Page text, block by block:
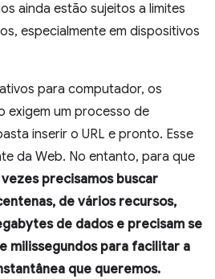
ainda estão sujeitos a limites
especialmente em dispositivos
para computador, os
exigem um processo de
inserir o URL e pronto. Esse
da Web. No entanto, para que
precisamos buscar
de vários recursos,
de dados e precisam se
milissegundos para facilitar a
que queremos.